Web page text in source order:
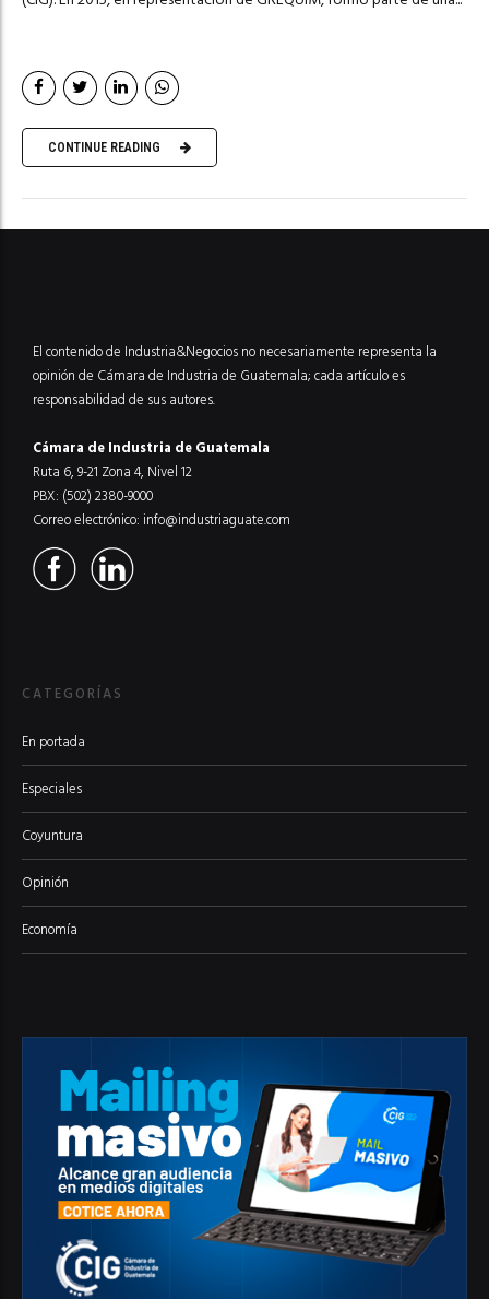
CONTINUE READING
El contenido de Industria&Negocios no necesariamente representa la
opinión de Cámara de Industria de Guatemala; cada artículo es
responsabilidad de sus autores.
Cámara de Industria de Guatemala
Ruta 6, 9-21 Zona 4, Nivel 12
PBX: (502) 2380-9000
Correo electrónico: info@industriaguate.com
CATEGORÍAS
En portada
Especiales
Coyuntura
Opinión
Economía